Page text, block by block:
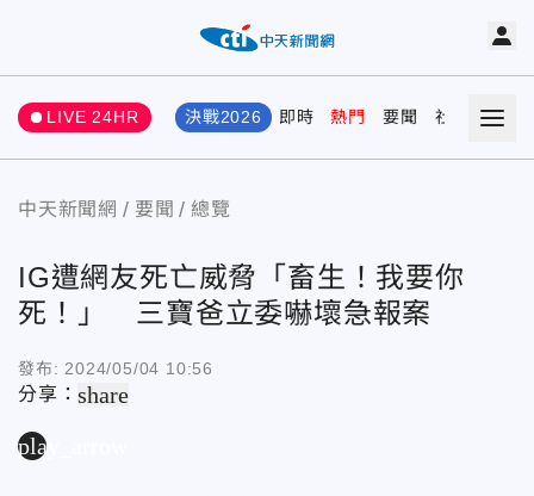
LIVE 24HR 決戰2026 即時 熱門 要聞 社會 娛樂
中天新聞網 要聞 總覽
IG遭網友死亡威脅「畜生！我要你
死！」 三寶爸立委嚇壞急報案
發布: 2024/05/04 10:56
分享：share
play_arrow